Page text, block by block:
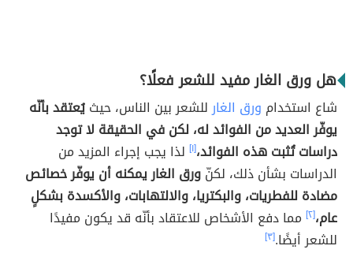
هل ورق الغار مفيد للشعر فعلًا؟
شاع استخدام ورق الغارللشعر بين الناس، حيثيُعتقد بأنّه
يوفّر العديد من الفوائد له، لكن في الحقيقة لا توجد
دراسات تُثبت هذه الفوائد،[١] لذا يجب إجراء المزيد من
الدراسات بشأن ذلك، لكنّورق الغار يمكنه أن يوفّر خصائص
مضادة للفطريات، والبكتريا، والالتهابات، والأكسدة بشكلٍ
عام،[٢]
مما دفع الأشخاص للاعتقاد بأنّه قد يكون مفيدًا
للشعر أيضًا.[٣]